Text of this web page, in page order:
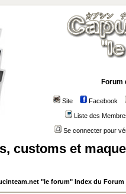
Forum
Site Facebook
Liste des
Se connecter pour
customs et
"le forum" Index du Forum